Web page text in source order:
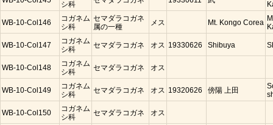
シ科
WB-10-Col146
コガネム
シ科
セマダラコガネ
属の一種
メス Mt. Kongo Corea
WB-10-Col147
コガネム
シ科
セマダラコガネ オス 19330626 Shibuya
WB-10-Col148
コガネム
シ科
セマダラコガネ オス
WB-10-Col149
コガネム
シ科
セマダラコガネ オス 19320626 傍陽 上田
WB-10-Col150
コガネム
シ科
セマダラコガネ オス